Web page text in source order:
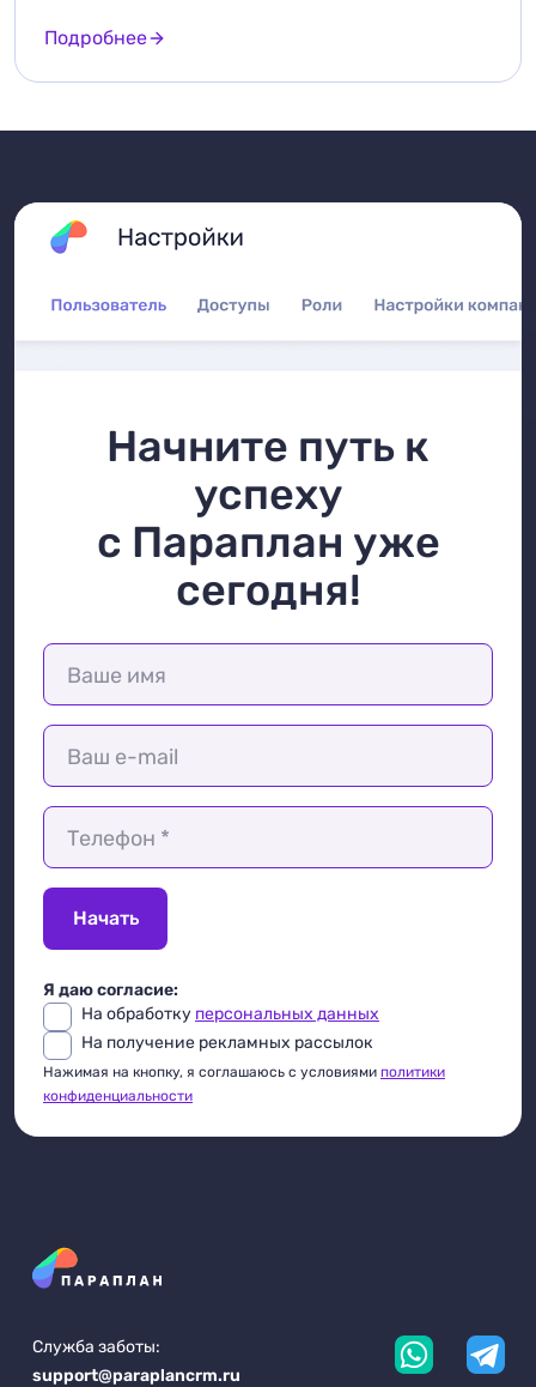
Подробнее
Начните путь к
успеху
с Параплан уже
сегодня!
Ваше имя
Ваш e-mail
Телефон *
Начать
Я даю согласие:
На обработку персональных данных
На получение рекламных рассылок
Нажимая на кнопку, я соглашаюсь с условиями политики
конфиденциальности
Служба заботы:
support@paraplancrm.ru